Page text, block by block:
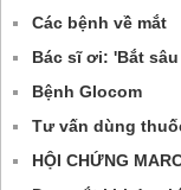
Các bệnh về mắt
Bác sĩ ơi: 'Bắt
Bệnh Glocom
Tư vấn dùng
HỘI CHỨNG